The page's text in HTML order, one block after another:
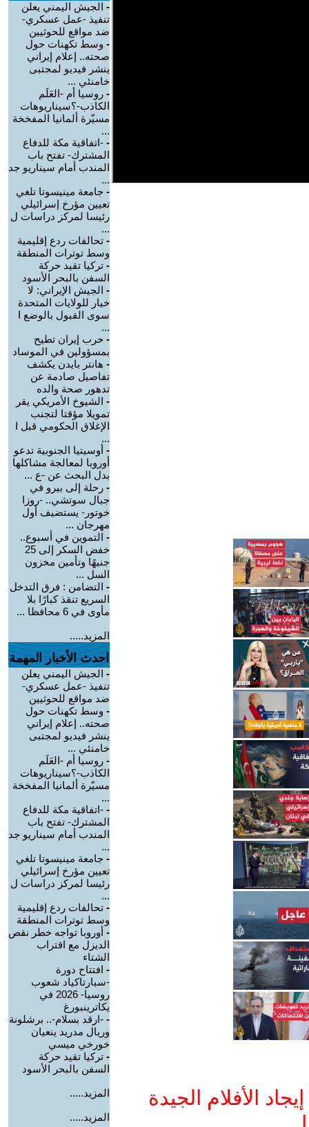
الأفلام الجيدة
- الجيش اليمني يعلن
تنفيذ -عمل عسكري-
ضد مواقع للحوثيين
- وسط تكهنات حول
صحته.. إعلام إيراني
ينشر فيديو لمجتبى
خامنئي ...
- روسيا أم -العَلَم
الكاذب-؟سيناريوهات
مسيّرة ألمانيا المفخخة
...
- -اتفاقية مكة للدفاع
المشترك- تفتح باب
المندب أمام سيناريو جد
...
- جامعة مينيسوتا تلغي
تعيين مؤرخ إسرائيلي
رئيسا لمركز دراسات ل
...
- تحالفات ردع إقليمية
وسط توترات المنطقة
- تركيا تقيد حركة
السفن بالبحر الأسود
- الجيش الإيراني: لا
خيار للولايات المتحدة
سوى القبول بالوضع ا
...
- حرب إيران تطيح
بمسؤولين في الموساد
- هانتر بايدن يكشف
تفاصيل صادمة عن
تدهور صحة والده
- الشيوخ الأمريكي يقر
تمويلا مؤقتا لتجنب
الإغلاق الحكومي قبل ا
...
- أوسيتيا الجنوبية تدعو
أوروبا لمعالجة مشاكلها
بدل البحث عن -ع ...
- رحلة إلى بيرو في
جبال سوتشي.. -روزا
خوتور- يستضيف أول
مهرجان ...
- التموين في أسبوع..
خفض السكر إلى 25
جنيهًا وتأمين مخزون
السل ...
- التضامن : فرق التدخل
السريع تنقذ كبارًا بلا
مأوى في 6 محافظا ...
المزيد.....
احدث الأخبار المهمة
- الجيش اليمني يعلن
تنفيذ -عمل عسكري-
ضد مواقع للحوثيين
- وسط تكهنات حول
صحته.. إعلام إيراني
ينشر فيديو لمجتبى
خامنئي ...
- روسيا أم -العَلَم
الكاذب-؟سيناريوهات
مسيّرة ألمانيا المفخخة
...
- -اتفاقية مكة للدفاع
المشترك- تفتح باب
المندب أمام سيناريو جد
...
- جامعة مينيسوتا تلغي
تعيين مؤرخ إسرائيلي
رئيسا لمركز دراسات ل
...
- تحالفات ردع إقليمية
وسط توترات المنطقة
- أوروبا تواجه خطر نقص
الديزل مع اقتراب
الشتاء
- افتتاح دورة
-سبارتاكياد شعوب
روسيا- 2026 في
يكاترينبورغ
- -ارقد بسلام-.. برشلونة
وريال مدريد ينعيان
خورخي ميسي
- تركيا تقيد حركة
السفن بالبحر الأسود
المزيد.....
المزيد.....